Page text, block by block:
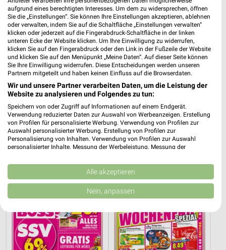
56,9 km
Gültig bis Fr. 14.08.
56,9 km
Noch heute gültig
Möbel Boss NORMA
aufgrund eines berechtigten Interesses. Um dem zu widersprechen, öffnen
Sie die „Einstellungen“. Sie können Ihre Einstellungen akzeptieren, ablehnen
oder verwalten, indem Sie auf die Schaltfläche „Einstellungen verwalten“
klicken oder jederzeit auf die Fingerabdruck-Schaltfläche in der linken
unteren Ecke der Website klicken. Um Ihre Einwilligung zu widerrufen,
klicken Sie auf den Fingerabdruck oder den Link in der Fußzeile der Website
und klicken Sie auf den Menüpunkt „Meine Daten“. Auf dieser Seite können
Sie Ihre Einwilligung widerrufen. Diese Entscheidungen werden unseren
Partnern mitgeteilt und haben keinen Einfluss auf die Browserdaten.
Wir und unsere Partner verarbeiten Daten, um die Leistung der
Website zu analysieren und Folgendes zu tun:
Speichern von oder Zugriff auf Informationen auf einem Endgerät.
Verwendung reduzierter Daten zur Auswahl von Werbeanzeigen. Erstellung
von Profilen für personalisierte Werbung. Verwendung von Profilen zur
Auswahl personalisierter Werbung. Erstellung von Profilen zur
Personalisierung von Inhalten. Verwendung von Profilen zur Auswahl
personalisierter Inhalte. Messung der Werbeleistung. Messung der
Kombinationen von Daten aus verschiedenen Quellen. Entwicklung und
Verbesserung der Angebote. Verwendung reduzierter Daten zur Auswahl
von Inhalten.
Daten können außerhalb der Europäischen Union weitergegeben und in die
Website/App.
Partnerliste anzeigen (1 IAB-Anbieter)
Wir nutzen Ihre Daten für folgende Zwecke:
Alle akzeptieren
Nein, anpassen